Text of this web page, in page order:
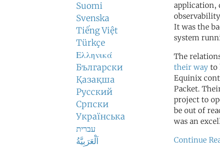
Suomi
Svenska
Tiếng Việt
Türkçe
Ελληνικά
Български
Қазақша
Русский
Српски
Українська
עברית
اَلْعَرَبِيَّةُ
application,
It was the
system
The
their way to
Equinix
Packet.
project to
be out of
was an
Continue